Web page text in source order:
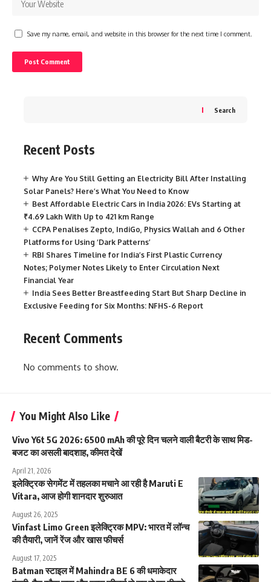
Save my name, email, and website in this browser for the next time I comment.
Search
Recent Posts
Why Are You Still Getting an Electricity Bill After Installing
Solar Panels? Here’s What You Need to Know
Best Affordable Electric Cars in India 2026: EVs Starting at
₹4.69 Lakh With Up to 421 km Range
CCPA Penalises Zepto, IndiGo, Physics Wallah and 6 Other
Platforms for Using ‘Dark Patterns’
RBI Shares Timeline for India’s First Plastic Currency
Notes; Polymer Notes Likely to Enter Circulation Next
Financial Year
India Sees Better Breastfeeding Start But Sharp Decline in
Exclusive Feeding for Six Months: NFHS-6 Report
Recent Comments
No comments to show.
You Might Also Like
Vivo Y6t 5G 2026: 6500 mAh की पूरे दिन चलने वाली बैटरी के साथ मिड-
बजट का असली बादशाह, कीमत देखें
April 21, 2026
इलेक्ट्रिक सेगमेंट में तहलका मचाने आ रही है Maruti E
Vitara, आज होगी शानदार शुरुआत
August 26, 2025
Vinfast Limo Green इलेक्ट्रिक MPV: भारत में लॉन्च
की तैयारी, जानें रेंज और खास फीचर्स
August 17, 2025
Batman स्टाइल में Mahindra BE 6 की धमाकेदार